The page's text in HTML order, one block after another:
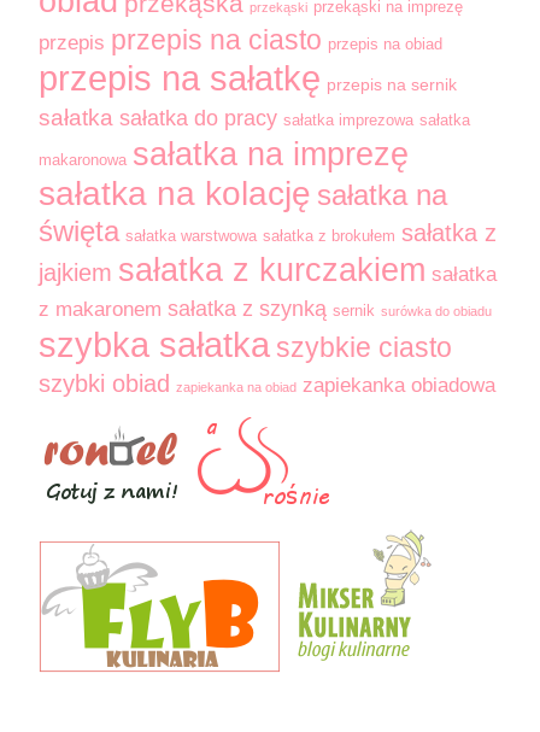
przekąski przekąski na imprezę
przepis przepis na ciasto przepis na obiad
przepis na sałatkę przepis na sernik
sałatka sałatka do pracy sałatka imprezowa sałatka
makaronowa sałatka na imprezę
sałatka na kolację sałatka na
święta sałatka warstwowa sałatka z brokułem sałatka z
jajkiem sałatka z kurczakiem sałatka
z makaronem sałatka z szynką sernik surówka do obiadu
szybka sałatka szybkie ciasto
szybki obiad zapiekanka na obiad zapiekanka obiadowa